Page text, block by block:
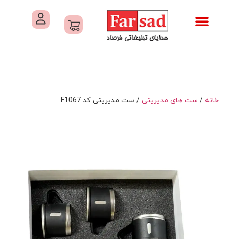
خانه / ست های مدیریتی/ ست مدیریتی کد F1067